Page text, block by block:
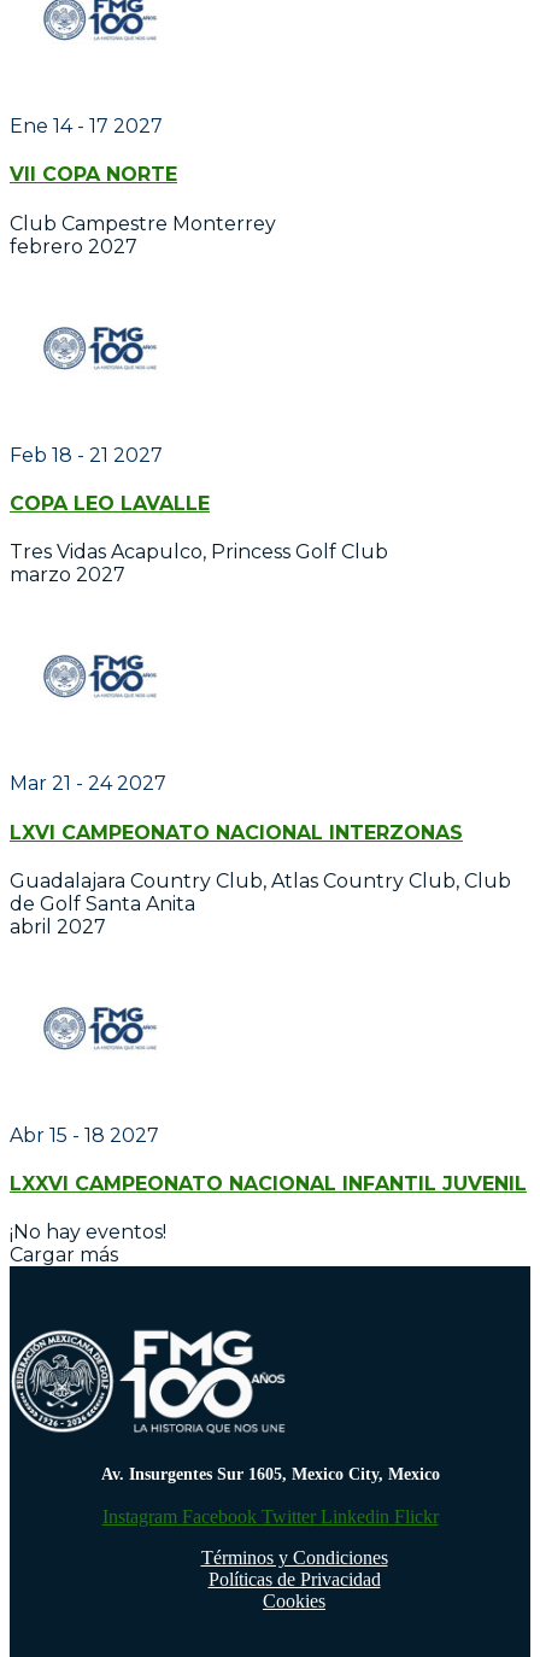
Ene 14 - 17 2027
VII COPA NORTE
Club Campestre Monterrey
febrero 2027
Feb 18 - 21 2027
COPA LEO LAVALLE
Tres Vidas Acapulco, Princess Golf Club
marzo 2027
Mar 21 - 24 2027
LXVI CAMPEONATO NACIONAL INTERZONAS
Guadalajara Country Club, Atlas Country Club, Club
de Golf Santa Anita
abril 2027
Abr 15 - 18 2027
LXXVI CAMPEONATO NACIONAL INFANTIL JUVENIL
¡No hay eventos!
Cargar más
Av. Insurgentes Sur 1605, Mexico City, Mexico
Instagram Facebook Twitter Linkedin Flickr
Términos y Condiciones
Políticas de Privacidad
Cookies